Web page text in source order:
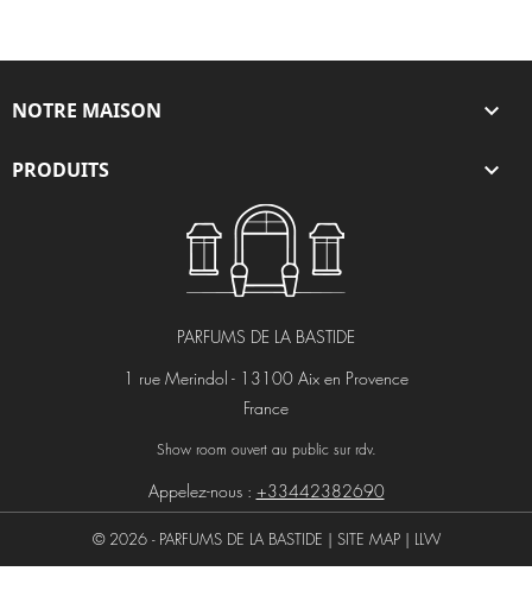
NOTRE MAISON 
PRODUITS 
PARFUMS DE LA BASTIDE
1 rue Merindol - 13100 Aix en Provence
France
Show room ouvert au public sur rdv.
Appelez-nous : +33442382690
© 2026 - PARFUMS DE LA BASTIDE | SITE MAP| LLW